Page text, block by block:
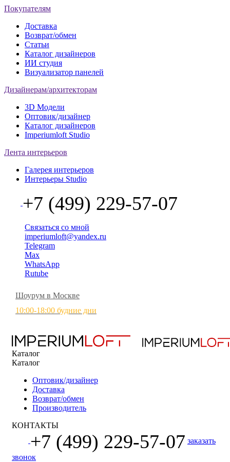
Покупателям
Доставка
Возврат/обмен
Статьи
Каталог дизайнеров
ИИ студия
Визуализатор панелей
Дизайнерам/архитекторам
3D Модели
Оптовик/дизайнер
Каталог дизайнеров
Imperiumloft Studio
Лента интерьеров
Галерея интерьеров
Интерьеры Studio
+7 (499) 229-57-07
Связаться со мной
imperiumloft@yandex.ru
Telegram
Max
WhatsApp
Rutube
Шоурум в Москве
10:00-18:00 будние дни
Каталог
Каталог
Оптовик/дизайнер
Доставка
Возврат/обмен
Производитель
КОНТАКТЫ
+7 (499) 229-57-07 заказать
звонок